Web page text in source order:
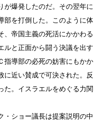
が爆発したのだ。その翌年に
部を打倒した。このように体
、帝国主義の死活にかかわる
ルと正面から闘う決議を出す
指導部の必死の妨害にもかか
に近い賛成で可決された。反
た。イスラエルをめぐる力関
ショー議長は提案説明の中